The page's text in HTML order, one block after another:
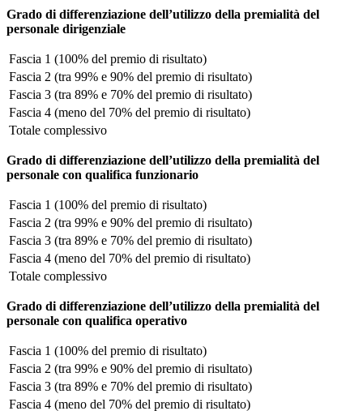
Grado di differenziazione dell’utilizzo della premialità del
personale dirigenziale
Fascia 1 (100% del premio di risultato)
Fascia 2 (tra 99% e 90% del premio di risultato)
Fascia 3 (tra 89% e 70% del premio di risultato)
Fascia 4 (meno del 70% del premio di risultato)
Totale complessivo
Grado di differenziazione dell’utilizzo della premialità del
personale con qualifica funzionario
Fascia 1 (100% del premio di risultato)
Fascia 2 (tra 99% e 90% del premio di risultato)
Fascia 3 (tra 89% e 70% del premio di risultato)
Fascia 4 (meno del 70% del premio di risultato)
Totale complessivo
Grado di differenziazione dell’utilizzo della premialità del
personale con qualifica operativo
Fascia 1 (100% del premio di risultato)
Fascia 2 (tra 99% e 90% del premio di risultato)
Fascia 3 (tra 89% e 70% del premio di risultato)
Fascia 4 (meno del 70% del premio di risultato)